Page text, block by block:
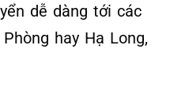
dễ dàng tới các
hay Hạ Long,